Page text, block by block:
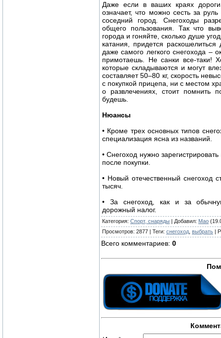
Даже если в ваших краях
означает, что можно сесть за
соседний город. Снегоходы
общего пользования. Так что
города и гоняйте, сколько душе
катания, придется
даже самого легкого снегохода –
примотаешь. Не санки все-таки!
которые складываются и могут
составляет 50–80 кг, скорость
с покупкой прицепа, ни с местом
о развлечениях, стоит помнить
будешь.
Нюансы
• Кроме трех основных типов
специализация ясна из названий.
• Снегоход нужно
после покупки.
• Новый отечественный снегоход
тысяч.
• За снегоход, как и за
дорожный налог.
Категория: Спорт, снаряды | Добавил: Mao
Просмотров: 2877 | Теги: снегоход выбрать |
Всего комментариев: 0